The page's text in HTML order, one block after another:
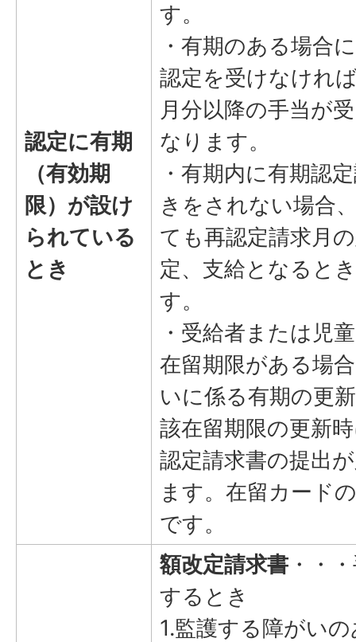
認定に有期
（有効期
限）が設け
られている
とき
す。
・有期のある場合
認定を受けなけれ
月分以降の手当が
なります。
・有期内に有期認
きをされない場合
ても再認定請求月
定、支給となると
す。
・受給者または児
在留期限がある場
いに係る有期の更
該在留期限の更新
認定請求書の提出
ます。在留カード
です。
額改定請求書 ・・
するとき
1.監護する障がい